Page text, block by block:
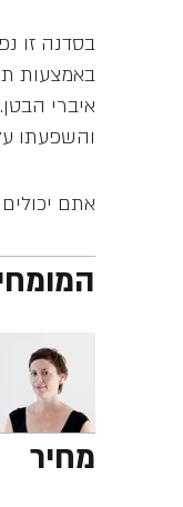
באמצעות
איברי
והשפעתו
אתם
מחיר